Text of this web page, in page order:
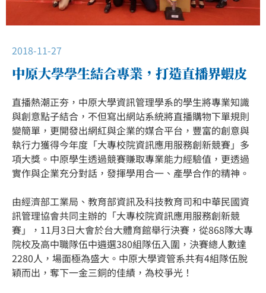
2018-11-27
中原大學學生結合專業，打造直播界蝦皮
直播熱潮正夯，中原大學資訊管理學系的學生將專業知識
與創意點子結合，不但寫出網站系統將直播購物下單規則
變簡單，更開發出網紅與企業的媒合平台，豐富的創意與
執行力獲得今年度「大專校院資訊應用服務創新競賽」多
項大獎。中原學生透過競賽賺取專業能力經驗值，更透過
實作與企業充分對話，發揮學用合一、產學合作的精神。
由經濟部工業局、教育部資訊及科技教育司和中華民國資
訊管理協會共同主辦的「大專校院資訊應用服務創新競
賽」，11月3日大會於台大體育館舉行決賽，從868隊大專
院校及高中職隊伍中遴選380組隊伍入圍，決賽總人數達
2280人，場面極為盛大。中原大學資管系共有4組隊伍脫
穎而出，奪下一金三銅的佳績，為校爭光！